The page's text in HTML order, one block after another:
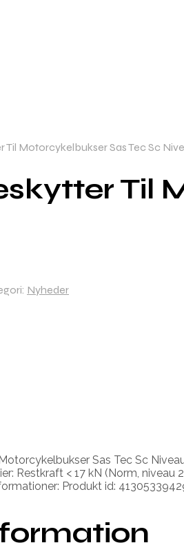
Motorcykelbukser Sas Tec Sc
Til
Nyheder
Sas Tec Sc
Restkraft < 17 kN (Norm,
Produkt id: